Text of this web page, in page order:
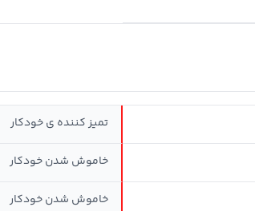
تمیز كننده ی خودكار
خاموش شدن خودکار
خاموش شدن خودکار